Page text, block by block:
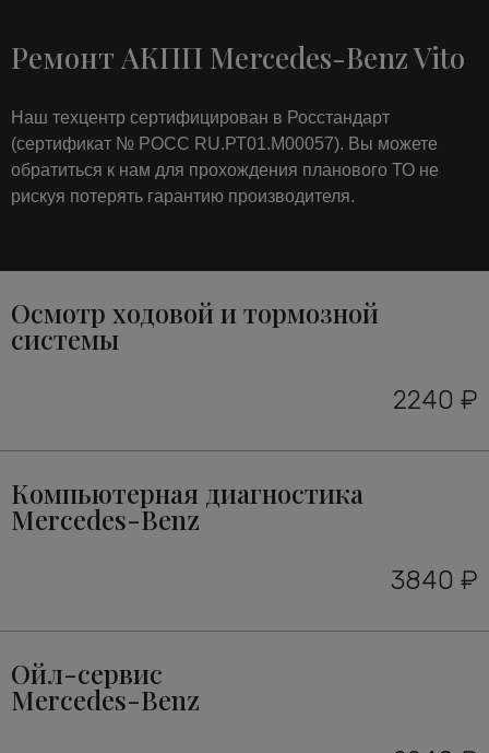
Ремонт АКПП Mercedes-Benz Vito
Наш техцентр сертифицирован в Росстандарт
(сертификат № РОСС RU.РТ01.М00057). Вы можете
обратиться к нам для прохождения планового ТО не
рискуя потерять гарантию производителя.
Осмотр ходовой и тормозной
системы
2240 ₽
Компьютерная диагностика
Mercedes-Benz
3840 ₽
Ойл-сервис
Mercedes-Benz